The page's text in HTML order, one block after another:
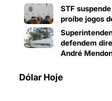
STF
proíbe jogos
defendem
André
Dólar Hoje